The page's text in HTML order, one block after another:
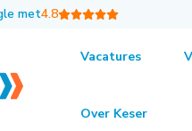
met4.8
Vacatures
Over Keser
Ervaringen met Keser